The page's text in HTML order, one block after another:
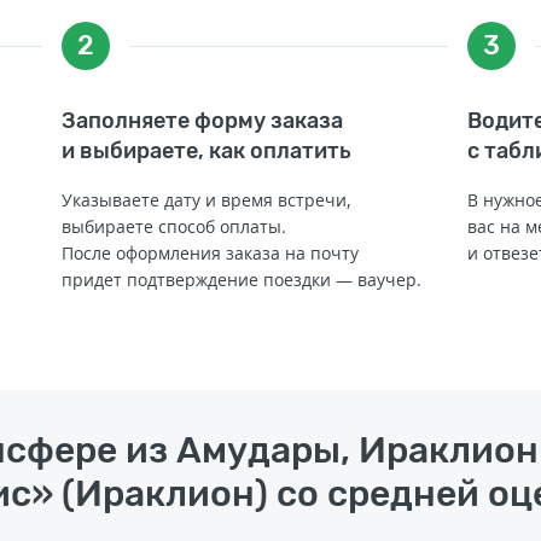
2
Заполняете форму заказа
и выбираете, как оплатить
Указываете дату и время встречи,
выбираете способ оплаты.
После оформления заказа на почту
придет подтверждение поездки — ваучер.
3
с
В
вас на
и
из Амудары,
(Ираклион) со средней